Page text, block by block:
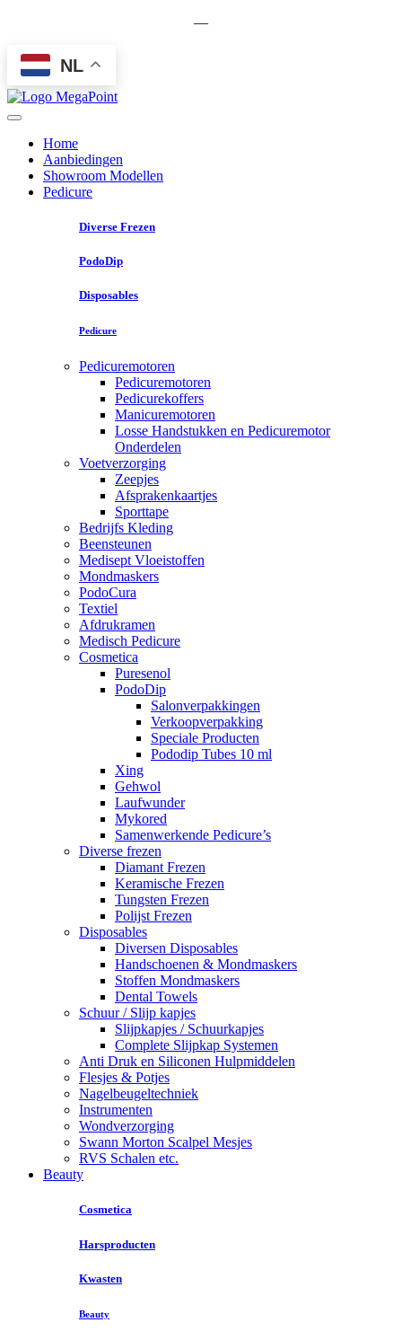
—
NL
Home
Aanbiedingen
Showroom Modellen
Pedicure
Diverse Frezen
PodoDip
Disposables
Pedicure
Pedicuremotoren
Pedicuremotoren
Pedicurekoffers
Manicuremotoren
Losse Handstukken en Pedicuremotor
Onderdelen
Voetverzorging
Zeepjes
Afsprakenkaartjes
Sporttape
Bedrijfs Kleding
Beensteunen
Medisept Vloeistoffen
Mondmaskers
PodoCura
Textiel
Afdrukramen
Medisch Pedicure
Cosmetica
Puresenol
PodoDip
Salonverpakkingen
Verkoopverpakking
Speciale Producten
Pododip Tubes 10 ml
Xing
Gehwol
Laufwunder
Mykored
Samenwerkende Pedicure’s
Diverse frezen
Diamant Frezen
Keramische Frezen
Tungsten Frezen
Polijst Frezen
Disposables
Diversen Disposables
Handschoenen & Mondmaskers
Stoffen Mondmaskers
Dental Towels
Schuur / Slijp kapjes
Slijpkapjes / Schuurkapjes
Complete Slijpkap Systemen
Anti Druk en Siliconen Hulpmiddelen
Flesjes & Potjes
Nagelbeugeltechniek
Instrumenten
Wondverzorging
Swann Morton Scalpel Mesjes
RVS Schalen etc.
Beauty
Cosmetica
Harsproducten
Kwasten
Beauty